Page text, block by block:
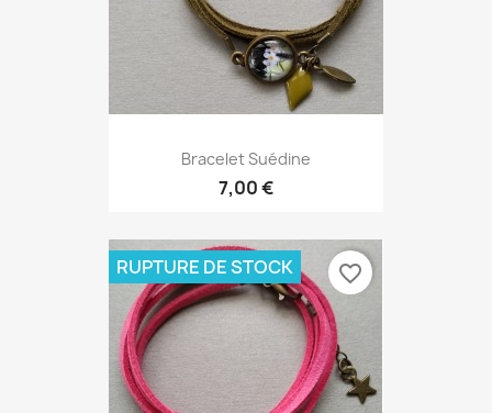
Bracelet Suédine
7,00 €
RUPTURE DE STOCK favorite_border